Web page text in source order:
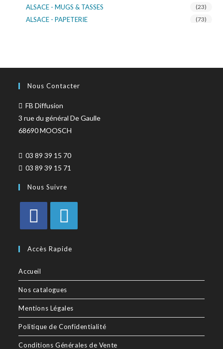
ALSACE - MUGS & TASSES (23)
ALSACE - PAPETERIE (73)
Nous Contacter
FB Diffusion
3 rue du général De Gaulle
68690 MOOSCH
03 89 39 15 70
03 89 39 15 71
Nous Suivre
Accès Rapide
Accueil
Nos catalogues
Mentions Légales
Politique de Confidentialité
Conditions Générales de Vente